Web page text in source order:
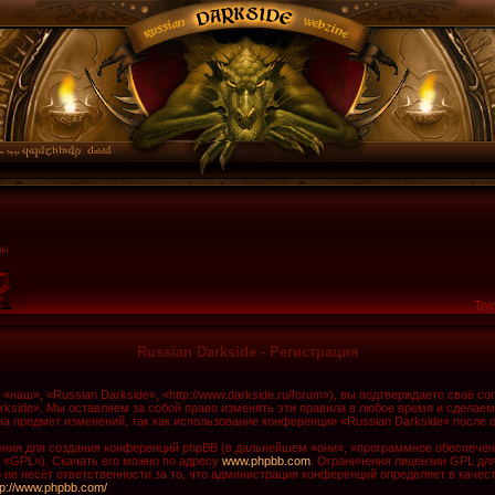
Russian Darkside - Регистрация
«Russian Darkside», «http://www.darkside.ru/forum»), вы подтверждаете своё
Мы оставляем за собой право изменять эти правила в любое время и
изменений, так как использование конференции «Russian Darkside»
для создания конференций phpBB (в дальнейшем «они», «программное
Скачать его можно по адресу www.phpbb.com. Ограничения лицензии GPL
несёт ответственности за то, что администрация конференций определяет в
www.phpbb.com/.